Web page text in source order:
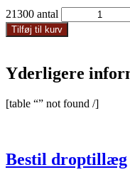
21300 antal
Tilføj til kurv
Yderligere
[table “” not found /]
Bestil droptillæg